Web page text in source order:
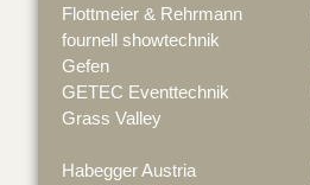
Flottmeier & Rehrmann
fournell showtechnik
Gefen
GETEC Eventtechnik
Grass Valley
Habegger Austria